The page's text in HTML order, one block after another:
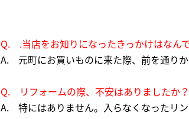
Q. .当店をお知りになったきっかけはなん
A. 元町にお買いものに来た際、前を通りか
Q. リフォームの際、不安はありましたか？
A. 特にはありません。入らなくなったリ